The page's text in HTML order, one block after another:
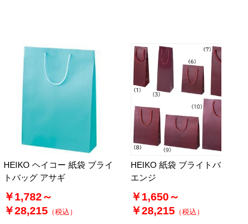
61-800-86-8
(9). 30×21×37cm(50枚)
税抜 ￥1,650 /単価
￥36.30
￥1,815
在庫あり〇
当日出荷
※日祝除く12時まで
カートに入れる
61-800-86-9
HEIKO ヘイコー 紙袋 ブライ
トバッグ アサギ
￥1,782～
￥28,215 （税込）
HEIKO 紙袋 ブライトバッグ
エンジ
￥1,650～
￥28,215 （税込）